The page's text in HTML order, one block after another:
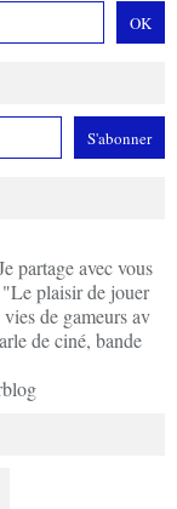
partage avec vous
plaisir de jouer
de gameurs av
de ciné, bande